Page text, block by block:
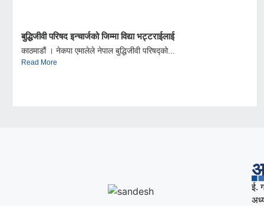
बुद्धिजीवी परिषद इन्चार्जको जिम्मा विद्या भट्टराईलाई
काठमाडौं । नेकपा एमालेले नेपाल बुद्धिजीवी परिषद्को...
Read More
ई.